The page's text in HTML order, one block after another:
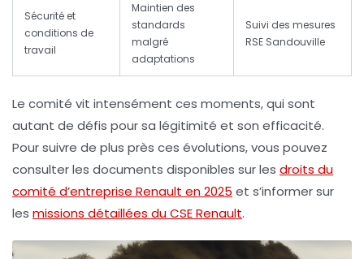
Sécurité et
conditions de
travail
Maintien des
standards
malgré
adaptations
Suivi des mesures
RSE Sandouville
Le comité vit intensément ces moments, qui sont
autant de défis pour sa légitimité et son efficacité.
Pour suivre de plus près ces évolutions, vous pouvez
consulter les documents disponibles sur les droits du
comité d’entreprise Renault en 2025 et s’informer sur
les missions détaillées du CSE Renault.